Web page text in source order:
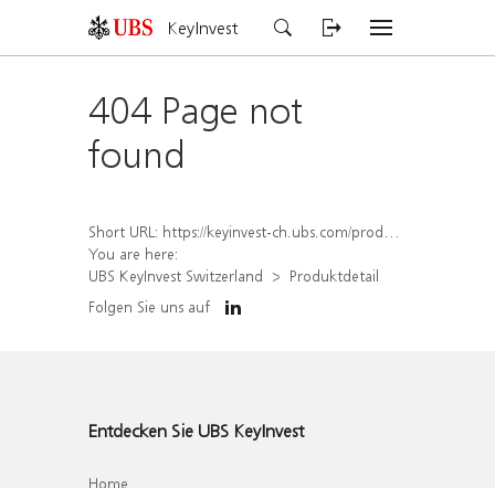
KeyInvest
404 Page not
found
Short URL: https://keyinvest-ch.ubs.com/produkt/detail/index/isin/CH1572298599
You are here:
UBS KeyInvest Switzerland
Produktdetail
Folgen Sie uns auf
Entdecken Sie UBS KeyInvest
Home